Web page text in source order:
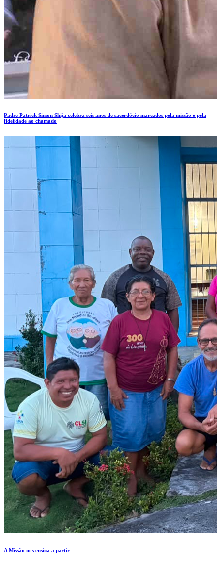
Padre Patrick Simon Shija celebra seis anos de sacerdócio marcados pela missão e pela
fidelidade ao chamado
A Missão nos ensina a partir